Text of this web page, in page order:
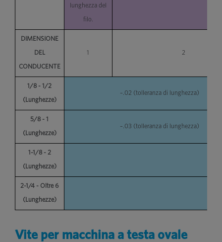
lunghezza del
filo.
DIMENSIONE
DEL
CONDUCENTE
1 2
1/8 - 1/2
(Lunghezze)
–.02 (tolleranza di lunghezza)
5/8 - 1
(Lunghezze)
–.03 (tolleranza di lunghezza)
1-1/8 - 2
(Lunghezze)
2-1/4 - Oltre 6
(Lunghezze)
Vite per macchina a testa ovale